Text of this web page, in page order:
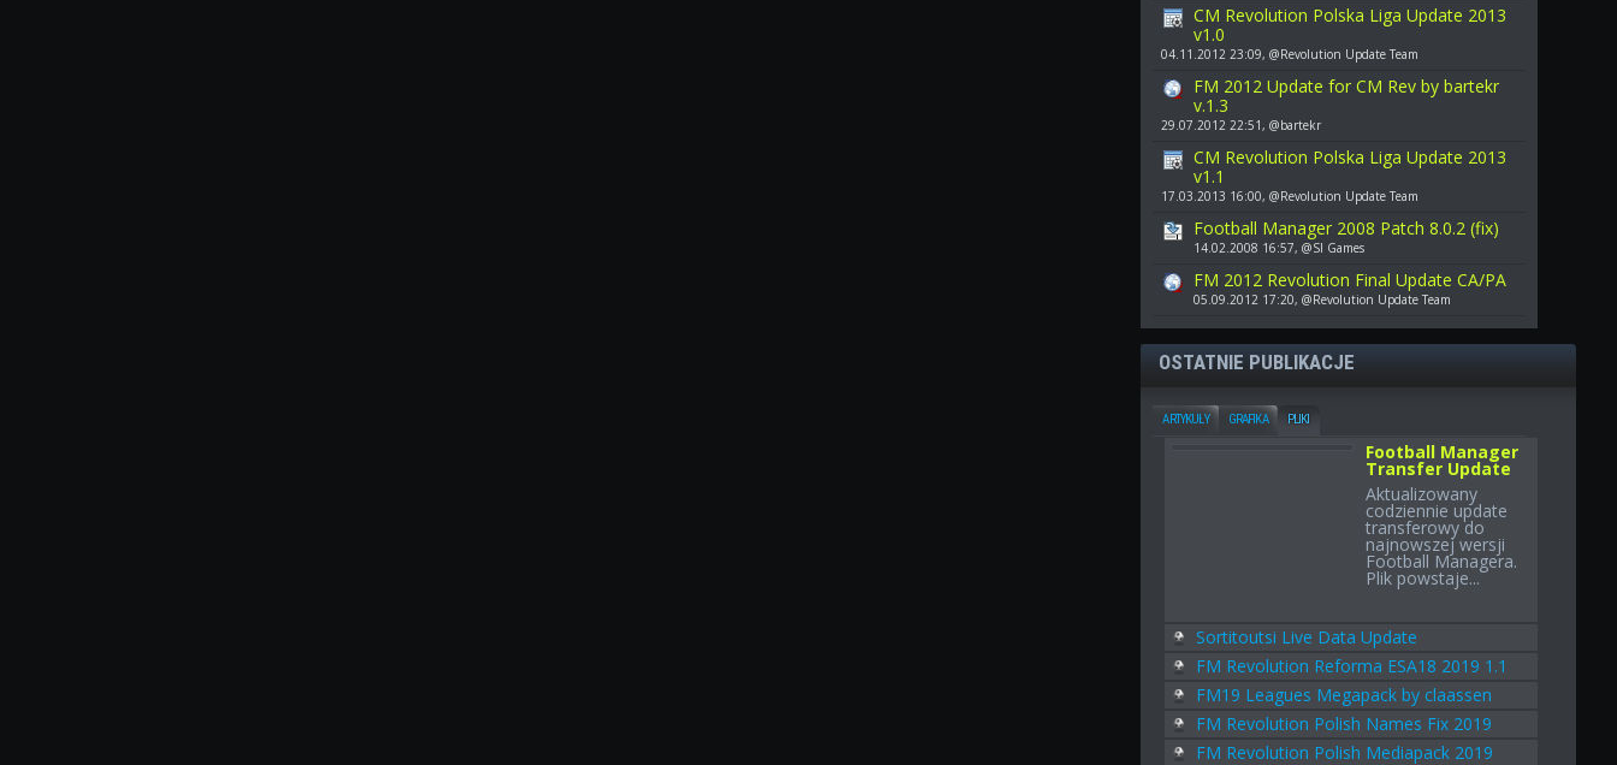
CM Revolution Polska Liga Update 2013
v1.0
04.11.2012 23:09, @Revolution Update Team
FM 2012 Update for CM Rev by bartekr
v.1.3
29.07.2012 22:51, @bartekr
CM Revolution Polska Liga Update 2013
v1.1
17.03.2013 16:00, @Revolution Update Team
Football Manager 2008 Patch 8.0.2 (fix)
14.02.2008 16:57, @SI Games
FM 2012 Revolution Final Update CA/PA
05.09.2012 17:20, @Revolution Update Team
OSTATNIE PUBLIKACJE
ARTYKUŁY GRAFIKA PLIKI
Football Manager
Transfer Update
Aktualizowany
codziennie update
transferowy do
najnowszej wersji
Football Managera.
Plik powstaje...
Sortitoutsi Live Data Update
FM Revolution Reforma ESA18 2019 1.1
FM19 Leagues Megapack by claassen
FM Revolution Polish Names Fix 2019
FM Revolution Polish Mediapack 2019